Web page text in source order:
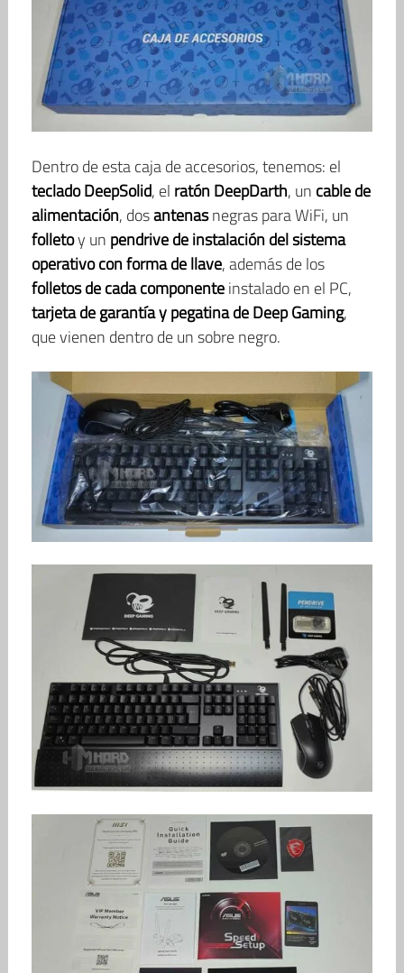
Dentro de esta caja de accesorios, tenemos: el
teclado DeepSolid, el ratón DeepDarth, un cable de
alimentación, dosantenasnegras para WiFi, un
folletoy un pendrive de instalación del sistema
operativo con forma de llave, además de los
folletos de cada componenteinstalado en el PC,
tarjeta de garantíay pegatina de Deep Gaming,
que vienen dentro de un sobre negro.